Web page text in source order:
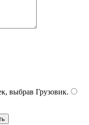
выбрав Грузовик.